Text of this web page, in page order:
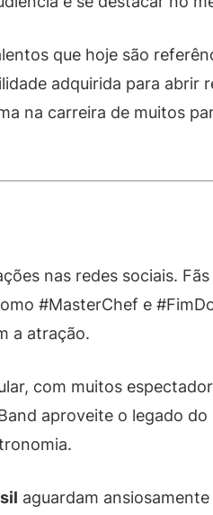
que hoje são
adquirida para abrir
na carreira de muitos
nas redes sociais.
#MasterChef e
a atração.
com muitos
aproveite o legado
aguardam